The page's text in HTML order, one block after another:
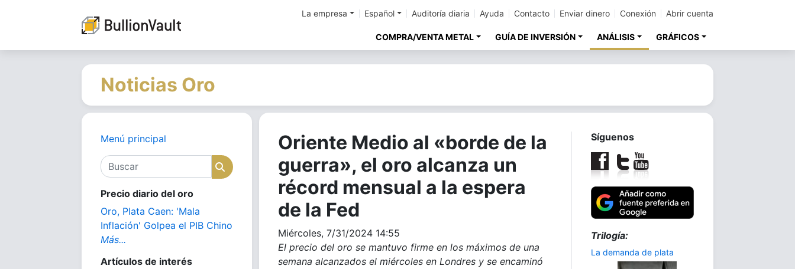
La empresa Español Auditoría diaria Ayuda Contacto Enviar dinero Conexión Abrir cuenta
COMPRA/VENTA METAL GUÍA DE INVERSIÓN ANÁLISIS GRÁFICOS
Noticias Oro
Menú principal
Buscar
Buscar
Precio diario del oro
Oro, Plata Caen: 'Mala
Inflación' Golpea el PIB Chino
Más...
Artículos de interés
Oriente Medio al «borde de la
guerra», el oro alcanza un
récord mensual a la espera
de la Fed
Miércoles, 7/31/2024 14:55
El precio del oro se mantuvo firme en los máximos de una
semana alcanzados el miércoles en Londres y se encaminó
Síguenos
Trilogía:
La demanda de plata